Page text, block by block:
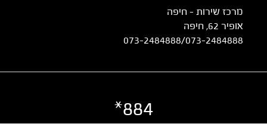
מרכז שירות - חיפה
אופיר 62, חיפה
073-2484888/073-2484888
884*